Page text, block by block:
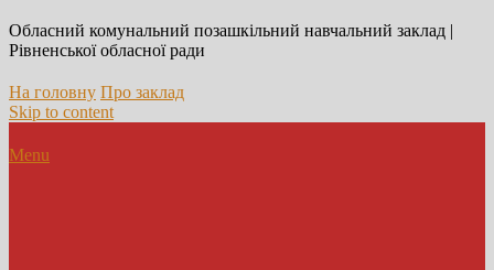
Обласний комунальний позашкільний навчальний заклад |
Рівненської обласної ради
На головну Про заклад
Skip to content
Menu